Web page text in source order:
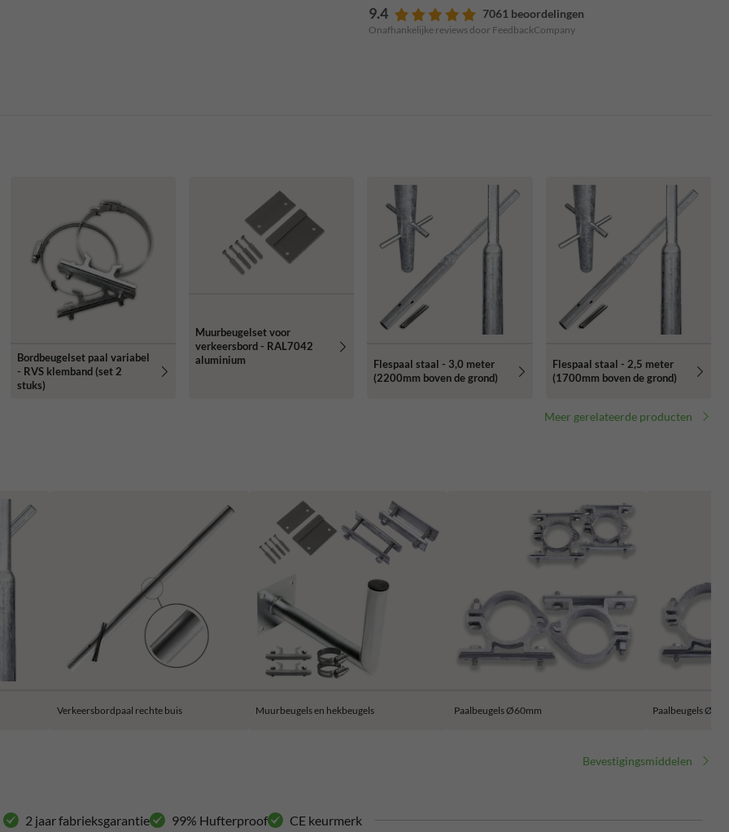
9.4 7061 beoordelingen
Onafhankelijke reviews door FeedbackCompany
Bordbeugelset paal variabel
- RVS klemband (set 2
stuks)
Muurbeugelset voor
verkeersbord - RAL7042
aluminium
Flespaal staal - 3,0 meter
(2200mm boven de grond)
Flespaal staal - 2,5 meter
(1700mm boven de grond)
Meer gerelateerde producten
Verkeersbordpaal rechte buis Muurbeugels en hekbeugels Paalbeugels Ø60mm Paalbeugels
Bevestigingsmiddelen
2 jaar fabrieksgarantie 99% Hufterproof CE keurmerk